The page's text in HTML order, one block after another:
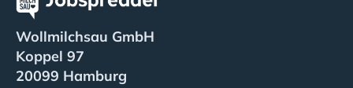
Wollmilchsau GmbH
Koppel 97
20099 Hamburg